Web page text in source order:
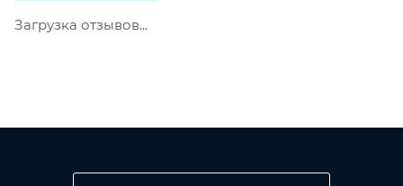
Загрузка отзывов...